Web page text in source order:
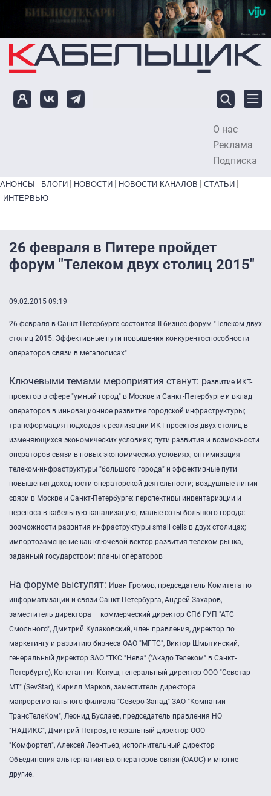
Перейти к основному содержанию
О нас
Реклама
Подписка
Primary links bottom
АНОНСЫ БЛОГИ НОВОСТИ НОВОСТИ КАНАЛОВ
СТАТЬИ
ИНТЕРВЬЮ
26 февраля в Питере пройдет
форум "Телеком двух столиц 2015"
09.02.2015 09:19
26 февраля в Санкт-Петербурге состоится II бизнес-форум "Телеком двух
столиц 2015. Эффективные пути повышения конкурентоспособности
операторов связи в мегаполисах".
Ключевыми темами мероприятия станут: развитие ИКТ-
проектов в сфере "умный город" в Москве и Санкт-Петербурге и вклад
операторов в инновационное развитие городской инфраструктуры;
трансформация подходов к реализации ИКТ-проектов двух столиц в
изменяющихся экономических условиях; пути развития и возможности
операторов связи в новых экономических условиях; оптимизация
телеком-инфраструктуры "большого города" и эффективные пути
повышения доходности операторской деятельности; воздушные линии
связи в Москве и Санкт-Петербурге: перспективы инвентаризции и
переноса в кабельную канализацию; малые соты большого города:
возможности развития инфраструктуры small cells в двух столицах;
импортозамещение как ключевой вектор развития телеком-рынка,
заданный государством: планы операторов
На форуме выступят: Иван Громов, председатель Комитета по
информатизации и связи Санкт-Петербурга, Андрей Захаров,
заместитель директора — коммерческий директор СПб ГУП "АТС
Смольного", Дмитрий Кулаковский, член правления, директор по
маркетингу и развитию бизнеса ОАО "МГТС", Виктор Шмытинский,
генеральный директор ЗАО "ТКС "Нева" ("Акадо Телеком" в Санкт-
Петербурге), Константин Кокуш, генеральный директор ООО "Севстар
МТ" (SevStar), Кирилл Марков, заместитель директора
макрорегионального филиала "Северо-Запад" ЗАО "Компании
ТрансТелеКом", Леонид Буслаев, председатель правления НО
"НАДИКС", Дмитрий Петров, генеральный директор ООО
"Комфортел", Алексей Леонтьев, исполнительный директор
Объединения альтернативных операторов связи (ОАОС) и многие
другие.